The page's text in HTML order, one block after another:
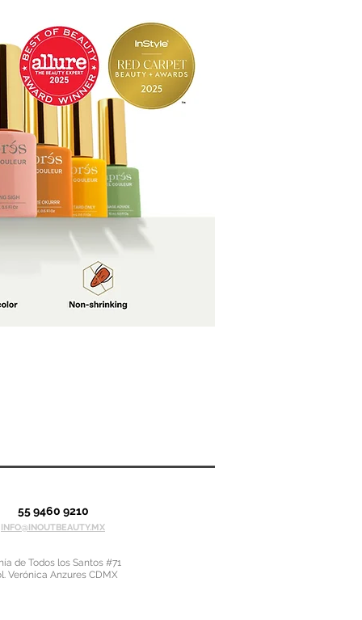
55 9460 9210
INFO@INOUTBEAUTY.MX
de Todos los Santos #71
Verónica Anzures CDMX